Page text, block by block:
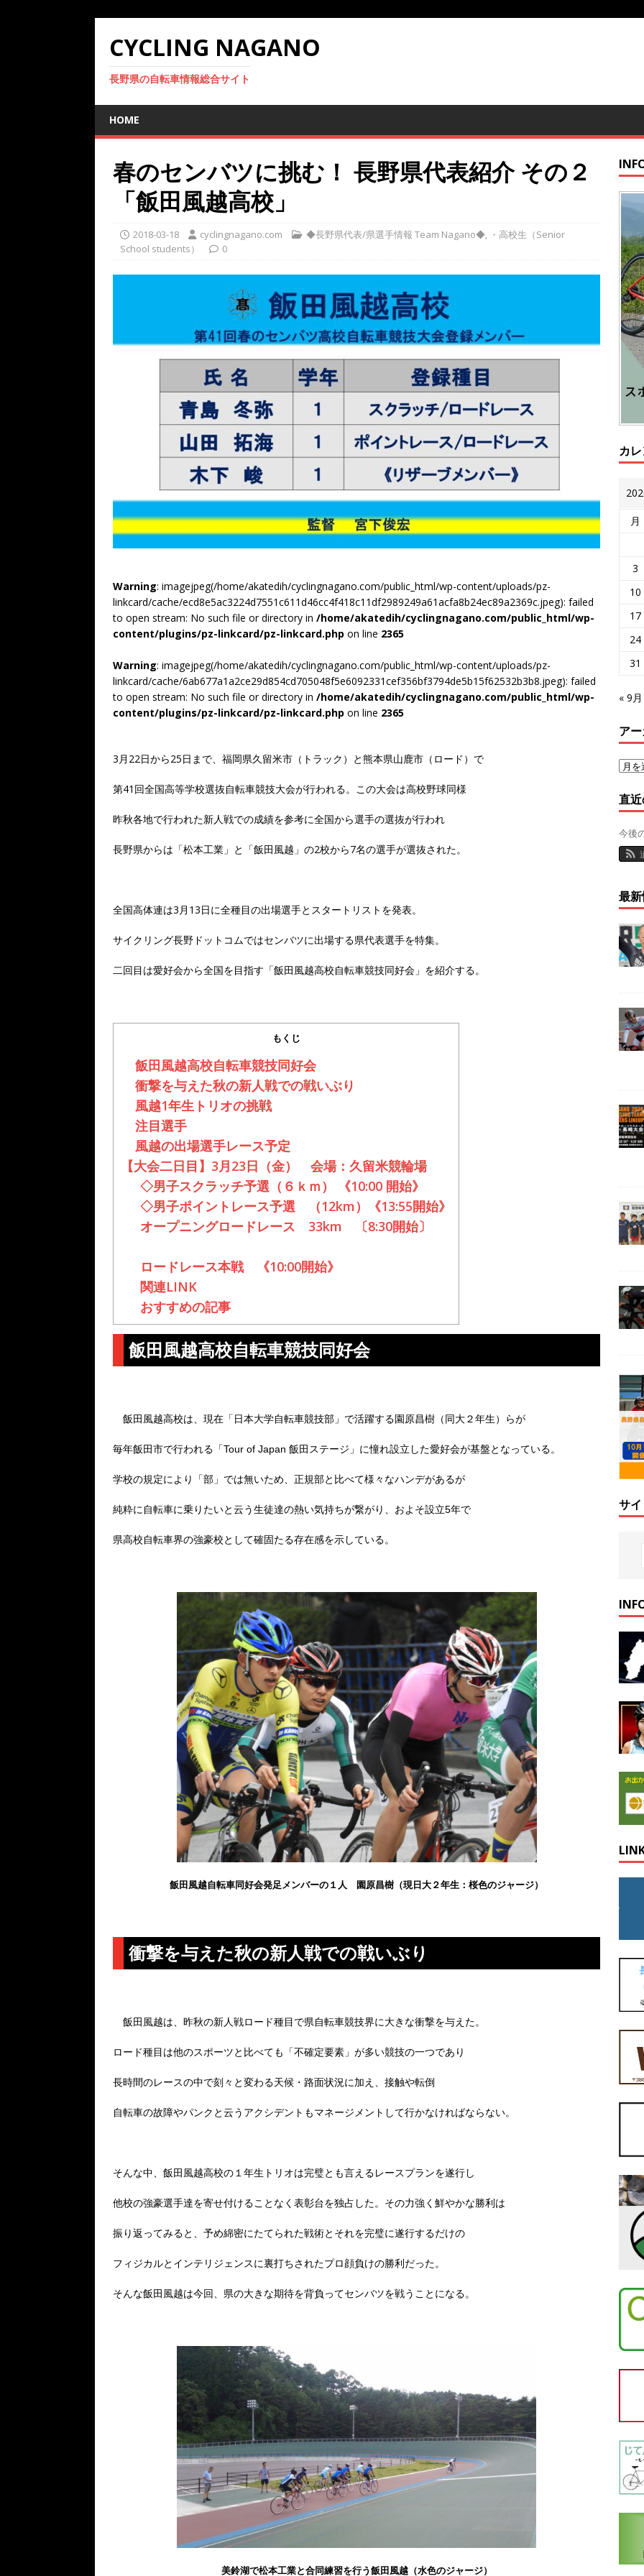
CYCLING NAGANO
長野県の自転車情報総合サイト
HOME
春のセンバツに挑む！ 長野県代表紹介 その２
「飯田風越高校」
2018-03-18 cyclingnagano.com ◆長野県代表/県選手情報 Team Nagano◆, ・高校生（Senior
School students）
0
Warning: imagejpeg(/home/akatedih/cyclingnagano.com/public_html/wp-content/uploads/pz-
linkcard/cache/ecd8e5ac3224d7551c611d46cc4f418c11df2989249a61acfa8b24ec89a2369c.jpeg): failed
to open stream: No such file or directory in /home/akatedih/cyclingnagano.com/public_html/wp-
content/plugins/pz-linkcard/pz-linkcard.php on line 2365
Warning: imagejpeg(/home/akatedih/cyclingnagano.com/public_html/wp-content/uploads/pz-
linkcard/cache/6ab677a1a2ce29d854cd705048f5e6092331cef356bf3794de5b15f62532b3b8.jpeg): failed
to open stream: No such file or directory in /home/akatedih/cyclingnagano.com/public_html/wp-
content/plugins/pz-linkcard/pz-linkcard.php on line 2365
3月22日から25日まで、福岡県久留米市（トラック）と熊本県山鹿市（ロード）で
第41回全国高等学校選抜自転車競技大会が行われる。この大会は高校野球同様
昨秋各地で行われた新人戦での成績を参考に全国から選手の選抜が行われ
長野県からは「松本工業」と「飯田風越」の2校から7名の選手が選抜された。
全国高体連は3月13日に全種目の出場選手とスタートリストを発表。
サイクリング長野ドットコムではセンバツに出場する県代表選手を特集。
二回目は愛好会から全国を目指す「飯田風越高校自転車競技同好会」を紹介する。
もくじ
飯田風越高校自転車競技同好会
衝撃を与えた秋の新人戦での戦いぶり
風越1年生トリオの挑戦
注目選手
風越の出場選手レース予定
【大会二日目】3月23日（金） 会場：久留米競輪場
◇男子スクラッチ予選（６ｋｍ） 《10:00 開始》
◇男子ポイントレース予選 （12km）《13:55開始》
オープニングロードレース 33km 〔8:30開始〕
ロードレース本戦 《10:00開始》
関連LINK
おすすめの記事
飯田風越高校自転車競技同好会
飯田風越高校は、現在「日本大学自転車競技部」で活躍する園原昌樹（同大２年生）らが
毎年飯田市で行われる「Tour of Japan 飯田ステージ」に憧れ設立した愛好会が基盤となっている。
学校の規定により「部」では無いため、正規部と比べて様々なハンデがあるが
純粋に自転車に乗りたいと云う生徒達の熱い気持ちが繋がり、およそ設立5年で
県高校自転車界の強豪校として確固たる存在感を示している。
飯田風越自転車同好会発足メンバーの１人 園原昌樹（現日大２年生：桜色のジャージ）
衝撃を与えた秋の新人戦での戦いぶり
飯田風越は、昨秋の新人戦ロード種目で県自転車競技界に大きな衝撃を与えた。
ロード種目は他のスポーツと比べても「不確定要素」が多い競技の一つであり
長時間のレースの中で刻々と変わる天候・路面状況に加え、接触や転倒
自転車の故障やパンクと云うアクシデントもマネージメントして行かなければならない。
そんな中、飯田風越高校の１年生トリオは完璧とも言えるレースプランを遂行し
他校の強豪選手達を寄せ付けることなく表彰台を独占した。その力強く鮮やかな勝利は
振り返ってみると、予め綿密にたてられた戦術とそれを完璧に遂行するだけの
フィジカルとインテリジェンスに裏打ちされたプロ顔負けの勝利だった。
そんな飯田風越は今回、県の大きな期待を背負ってセンバツを戦うことになる。
美鈴湖で松本工業と合同練習を行う飯田風越（水色のジャージ）
カ
月
3
10
17
24
31
« 9月
ア
直
今後
最
サ